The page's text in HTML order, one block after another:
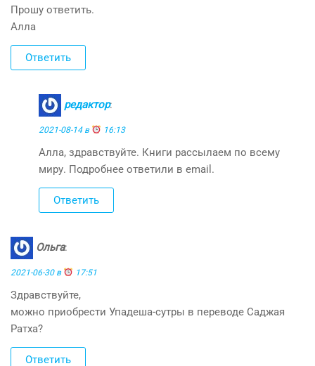
Прошу ответить.
Алла
Ответить
редактор:
2021-08-14 в 16:13
Алла, здравствуйте. Книги рассылаем по всему
миру. Подробнее ответили в email.
Ответить
Ольга:
2021-06-30 в 17:51
Здравствуйте,
можно приобрести Упадеша-сутры в переводе Саджая
Ратха?
Ответить